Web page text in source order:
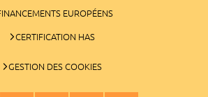
EUROPÉENS
CERTIFICATION HAS
GESTION DES COOKIES